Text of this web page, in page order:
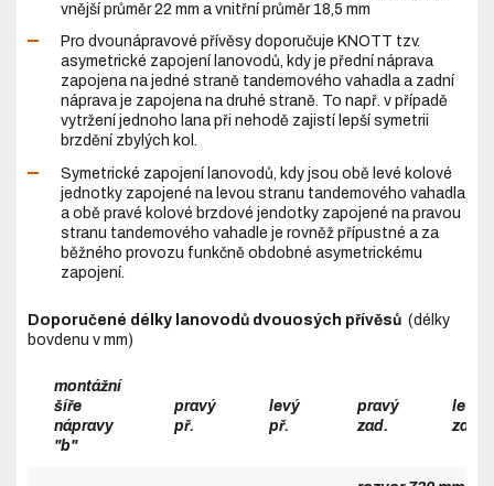
vnější průměr 22 mm a vnitřní průměr 18,5 mm
Pro dvounápravové přívěsy doporučuje KNOTT tzv.
asymetrické zapojení lanovodů, kdy je přední náprava
zapojena na jedné straně tandemového vahadla a zadní
náprava je zapojena na druhé straně. To např. v případě
vytržení jednoho lana při nehodě zajistí lepší symetrii
brzdění zbylých kol.
Symetrické zapojení lanovodů, kdy jsou obě levé kolové
jednotky zapojené na levou stranu tandemového vahadla
a obě pravé kolové brzdové jendotky zapojené na pravou
stranu tandemového vahadle je rovněž přípustné a za
běžného provozu funkčně obdobné asymetrickému
zapojení.
Doporučené délky lanovodů dvouosých přívěsů(délky
bovdenu v mm)
montážní
šíře
nápravy
"b"
pravý
př.
levý
př.
pravý
zad.
levý
zad.